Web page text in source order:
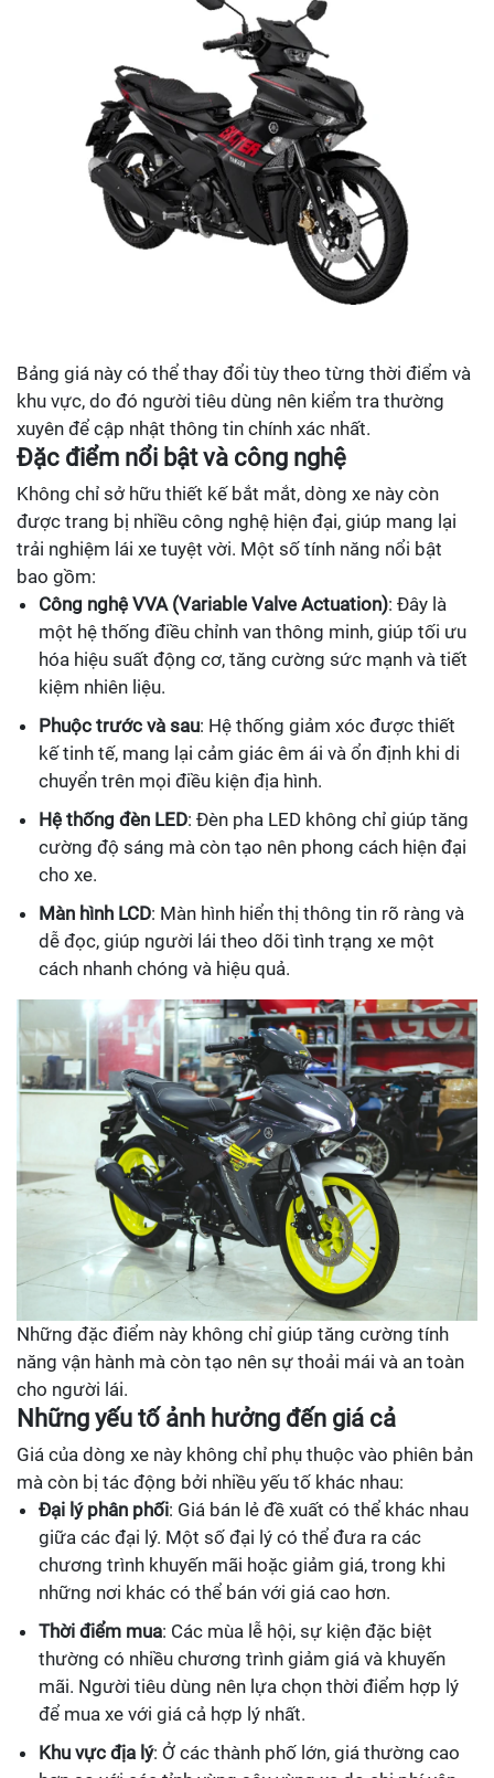
Bảng giá này có thể thay đổi tùy theo từng thời điểm và
khu vực, do đó người tiêu dùng nên kiểm tra thường
xuyên để cập nhật thông tin chính xác nhất.
Đặc điểm nổi bật và công nghệ
Không chỉ sở hữu thiết kế bắt mắt, dòng xe này còn
được trang bị nhiều công nghệ hiện đại, giúp mang lại
trải nghiệm lái xe tuyệt vời. Một số tính năng nổi bật
bao gồm:
Công nghệ VVA (Variable Valve Actuation): Đây là
một hệ thống điều chỉnh van thông minh, giúp tối ưu
hóa hiệu suất động cơ, tăng cường sức mạnh và tiết
kiệm nhiên liệu.
Phuộc trước và sau: Hệ thống giảm xóc được thiết
kế tinh tế, mang lại cảm giác êm ái và ổn định khi di
chuyển trên mọi điều kiện địa hình.
Hệ thống đèn LED: Đèn pha LED không chỉ giúp tăng
cường độ sáng mà còn tạo nên phong cách hiện đại
cho xe.
Màn hình LCD: Màn hình hiển thị thông tin rõ ràng và
dễ đọc, giúp người lái theo dõi tình trạng xe một
cách nhanh chóng và hiệu quả.
Những đặc điểm này không chỉ giúp tăng cường tính
năng vận hành mà còn tạo nên sự thoải mái và an toàn
cho người lái.
Những yếu tố ảnh hưởng đến giá cả
Giá của dòng xe này không chỉ phụ thuộc vào phiên bản
mà còn bị tác động bởi nhiều yếu tố khác nhau:
Đại lý phân phối: Giá bán lẻ đề xuất có thể khác nhau
giữa các đại lý. Một số đại lý có thể đưa ra các
chương trình khuyến mãi hoặc giảm giá, trong khi
những nơi khác có thể bán với giá cao hơn.
Thời điểm mua: Các mùa lễ hội, sự kiện đặc biệt
thường có nhiều chương trình giảm giá và khuyến
mãi. Người tiêu dùng nên lựa chọn thời điểm hợp lý
để mua xe với giá cả hợp lý nhất.
Khu vực địa lý: Ở các thành phố lớn, giá thường cao